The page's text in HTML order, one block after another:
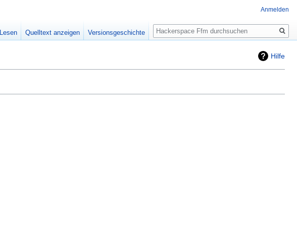
Hilfe
Anmelden
Lesen Quelltext anzeigen Versionsgeschichte
Suche